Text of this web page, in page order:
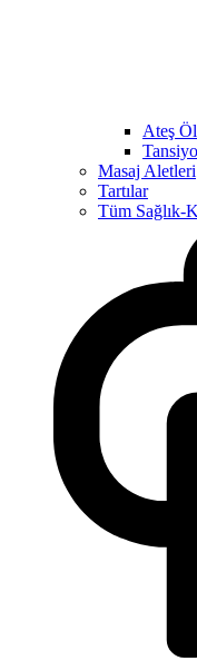
Ateş
Masaj Aletleri
Tartılar
Tüm Sağlık-